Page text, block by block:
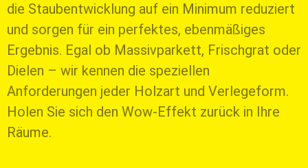
die Staubentwicklung auf ein Minimum reduziert
und sorgen für ein perfektes, ebenmäßiges
Ergebnis. Egal ob Massivparkett, Frischgrat oder
Dielen – wir kennen die speziellen
Anforderungen jeder Holzart und Verlegeform.
Holen Sie sich den Wow-Effekt zurück in Ihre
Räume.